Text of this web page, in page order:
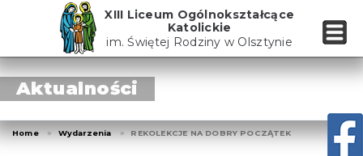
XIII Liceum Ogólnokształcące
Katolickie
im. Świętej Rodziny w Olsztynie
Aktualności
Home Wydarzenia REKOLEKCJE NA DOBRY POCZĄTEK